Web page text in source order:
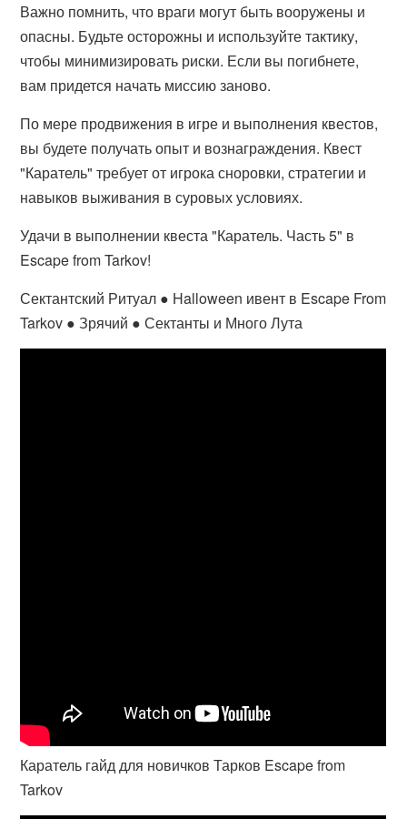
Важно помнить, что враги могут быть вооружены и
опасны. Будьте осторожны и используйте тактику,
чтобы минимизировать риски. Если вы погибнете,
вам придется начать миссию заново.
По мере продвижения в игре и выполнения квестов,
вы будете получать опыт и вознаграждения. Квест
"Каратель" требует от игрока сноровки, стратегии и
навыков выживания в суровых условиях.
Удачи в выполнении квеста "Каратель. Часть 5" в
Escape from Tarkov!
Сектантский Ритуал ● Halloween ивент в Escape From
Tarkov ● Зрячий ● Сектанты и Много Лута
Каратель гайд для новичков Тарков Escape from
Tarkov